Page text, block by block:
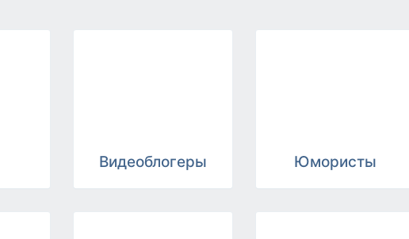
Видеоблогеры Юмористы